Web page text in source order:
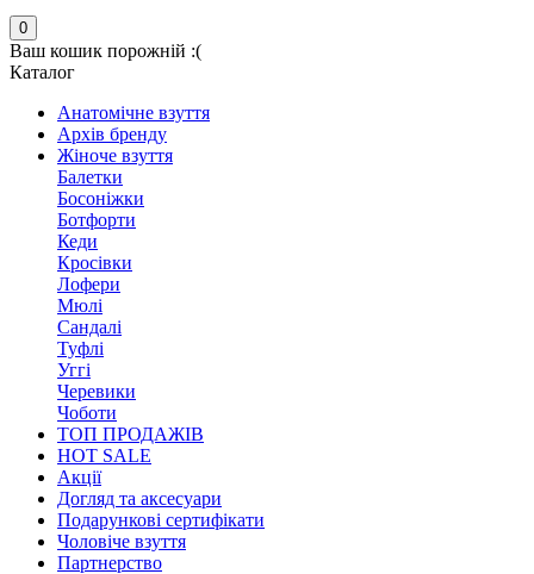
0
Ваш кошик порожній :(
Каталог
Анатомічне взуття
Архів бренду
Жіноче взуття
Балетки
Босоніжки
Ботфорти
Кеди
Кросівки
Лофери
Мюлі
Сандалі
Туфлі
Уггі
Черевики
Чоботи
ТОП ПРОДАЖІВ
HOT SALE
Акції
Догляд та аксесуари
Подарункові сертифікати
Чоловіче взуття
Партнерство